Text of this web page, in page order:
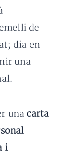
de
dia en
una
una carta
i